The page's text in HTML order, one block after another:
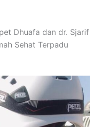
Dhuafa dan dr. Sjarif
Sehat Terpadu